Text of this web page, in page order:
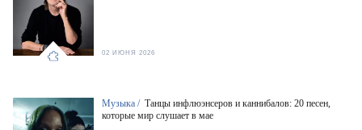
02 ИЮНЯ 2026
Музыка / Танцы инфлюэнсеров и каннибалов: 20 песен,
которые мир слушает в мае